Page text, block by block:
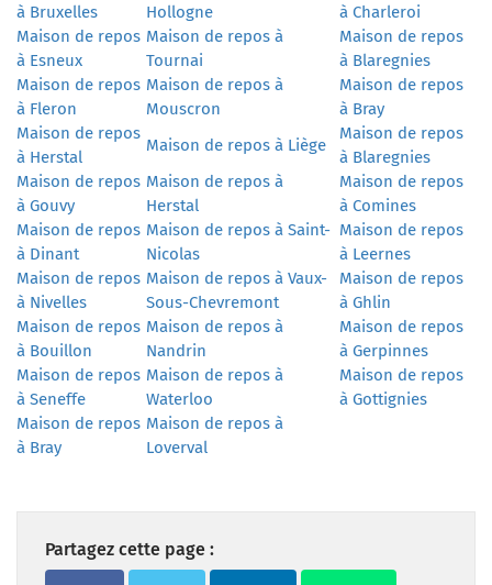
à Bruxelles
Hollogne
à Charleroi
Maison de repos
à Esneux
Maison de repos à
Tournai
Maison de repos
à Blaregnies
Maison de repos
à Fleron
Maison de repos à
Mouscron
Maison de repos
à Bray
Maison de repos
à Herstal
Maison de repos à Liège
Maison de repos
à Blaregnies
Maison de repos
à Gouvy
Maison de repos à
Herstal
Maison de repos
à Comines
Maison de repos
à Dinant
Maison de repos à Saint-
Nicolas
Maison de repos
à Leernes
Maison de repos
à Nivelles
Maison de repos à Vaux-
Sous-Chevremont
Maison de repos
à Ghlin
Maison de repos
à Bouillon
Maison de repos à
Nandrin
Maison de repos
à Gerpinnes
Maison de repos
à Seneffe
Maison de repos à
Waterloo
Maison de repos
à Gottignies
Maison de repos
à Bray
Maison de repos à
Loverval
Partagez cette page :